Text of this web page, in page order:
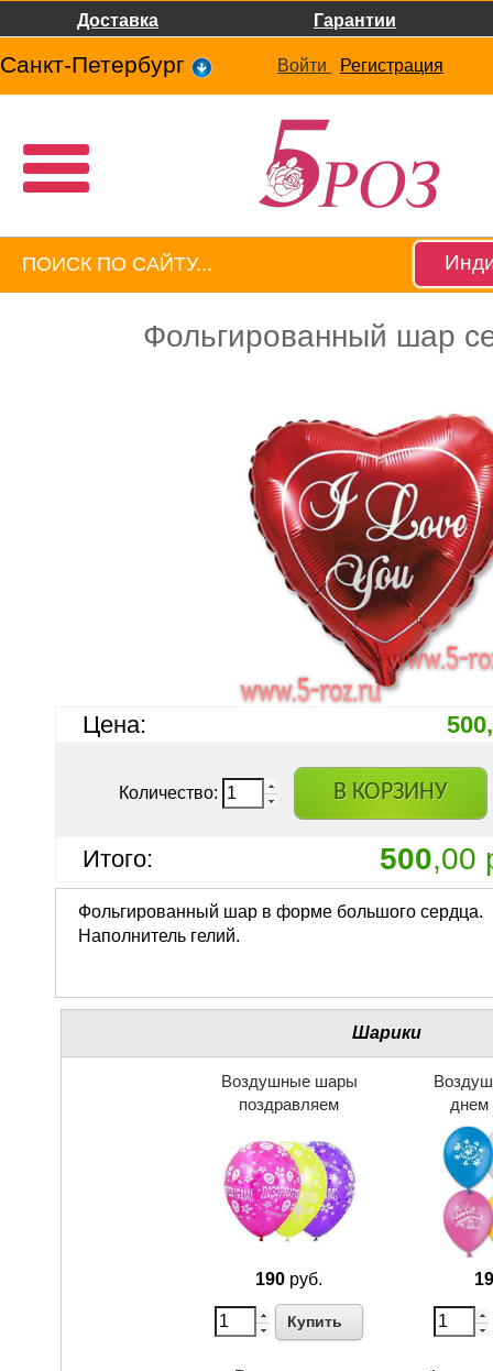
Доставка Гарантии
Санкт-Петербург Войти Регистрация
Фольгированный шар
Цена:
Количество: В КОРЗИНУ
Итого: 500,00
Фольгированный шар в форме большого сердца.
Наполнитель гелий.
Шарики
Воздушные шары
поздравляем
190 руб.
Купить
днем